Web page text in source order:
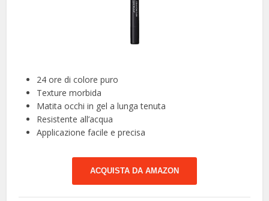
24 ore di colore puro
Texture morbida
Matita occhi in gel a lunga tenuta
Resistente all’acqua
Applicazione facile e precisa
ACQUISTA DA AMAZON